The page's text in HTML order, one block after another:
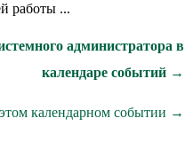
работы ...
администратора в
календаре событий →
календарном событии →